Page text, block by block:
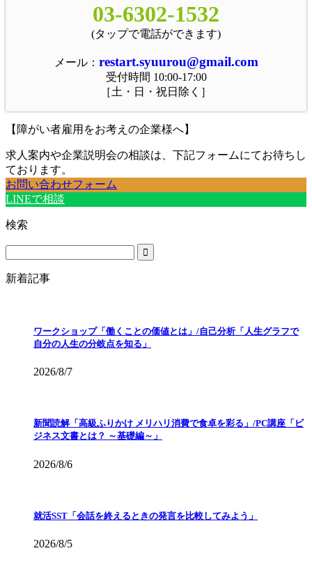
03-6302-1532
(タップで電話ができます)
メール： restart.syuurou@gmail.com
受付時間 10:00-17:00
［土・日・祝日除く］
【障がい者雇用をお考えの企業様へ】
求人案内や企業説明会の相談は、下記フォームにてお待ちし
ております。
お問い合わせフォーム
LINEで相談
検索
新着記事
ワークショップ「働くことの価値とは」/自己分析「人生グラフで
自分の人生の分岐点を知る」
2026/8/7
新聞読解「高級ふりかけ メリハリ消費で食卓を彩る」/PC講座「ビ
ジネス文書とは？ ～基礎編～」
2026/8/6
就活SST「会話を終えるときの発言を比較してみよう」
2026/8/5